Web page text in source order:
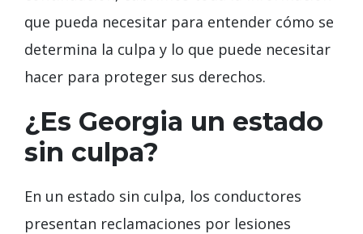
que pueda necesitar para entender cómo se
determina la culpa y lo que puede necesitar
hacer para proteger sus derechos.
¿Es Georgia un estado
sin culpa?
En un estado sin culpa, los conductores
presentan reclamaciones por lesiones